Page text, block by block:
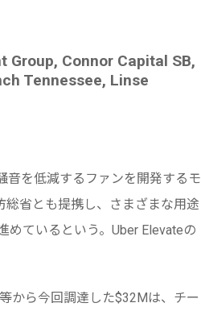
Connor Capital SB,
Tennessee, Linse
音を低減するファンを開発するモ
省とも提携し、さまざまな用途
ているという。Uber Elevateの
から今回調達した$32Mは、チー